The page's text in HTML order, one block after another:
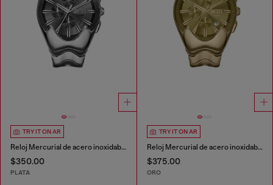
TRY IT ON AR
Reloj Mercurial de acero inoxidable
$350.00
PLATA
TRY IT ON AR
Reloj Mercurial de acero inoxidable
$375.00
ORO